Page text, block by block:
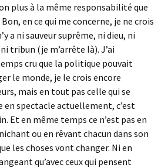
plus à la même responsabilité que
Bon, en ce qui me concerne, je ne crois
a ni sauveur suprême, ni dieu, ni
tribun (je m’arrête là). J’ai
cru que la politique pouvait
le monde, je le crois encore
mais en tout pas celle qui se
en spectacle actuellement, c’est
Et en même temps ce n’est pas en
ou en rêvant chacun dans son
les choses vont changer. Ni en
qu’avec ceux qui pensent